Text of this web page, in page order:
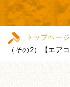
トップページ
（その2）【エア